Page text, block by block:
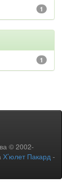
1
1
© 2002-
Х’юлет Пакард -